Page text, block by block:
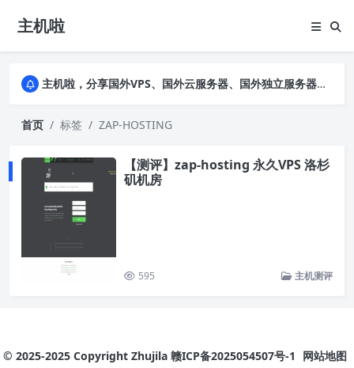
主机啦
主机啦，分享国外VPS、国外云服务器、国外独立服务器的优惠促销信息，详细实测VPS云服务器并公布真实数据，助您全面了解商家背景及售前售后
主机啦，分享国外VPS、国外云服务器、国外独立服务器的优惠促销信息，详细实测VPS云服务器并公布真实数据，助您全面了解商家背景及售前售后
首页 标签 ZAP-HOSTING
【测评】zap-hosting 永久VPS 洛杉
矶机房
595 主机测评
© 2025-2025 Copyright Zhujila 赣ICP备2025054507号-1 网站地图